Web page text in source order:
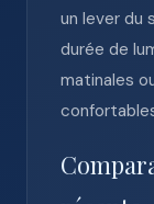
un lever du
durée de
matinales